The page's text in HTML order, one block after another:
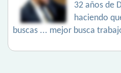
32 años de
haciendo
buscas ... mejor busca